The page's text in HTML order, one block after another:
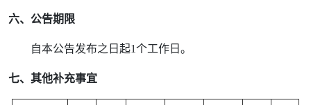
六、公告期限
自本公告发布之日起1个工作日。
七、其他补充事宜